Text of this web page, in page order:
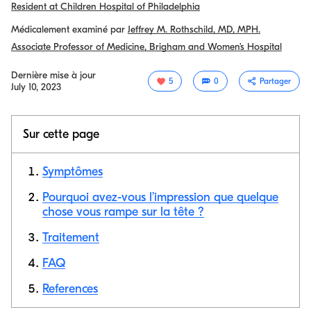
Resident at Children Hospital of Philadelphia
Médicalement examiné par Jeffrey M. Rothschild, MD, MPH.
Associate Professor of Medicine, Brigham and Women’s Hospital
Dernière mise à jour
July 10, 2023
5 0 Partager
Sur cette page
Symptômes
Pourquoi avez-vous l’impression que quelque
chose vous rampe sur la tête ?
Traitement
FAQ
References